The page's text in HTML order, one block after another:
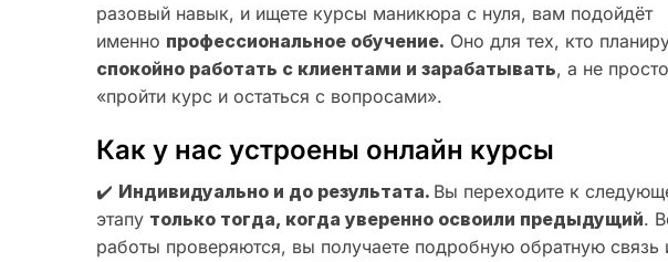
разовый навык, и ищете курсы маникюра с нуля, вам подойдёт
именно профессиональное обучение. Оно для тех, кто
спокойно работать с клиентами и зарабатывать, а не просто
«пройти курс и остаться с вопросами».
Как у нас устроены онлайн курсы
✔️ Индивидуально и до результата. Вы переходите к
этапу только тогда, когда уверенно освоили предыдущий.
работы проверяются, вы получаете подробную обратную связь